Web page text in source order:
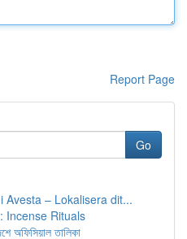
Report Page
Go
Avesta – Lokalisera dit...
Incense Rituals
অফিসিয়াল তালিকা